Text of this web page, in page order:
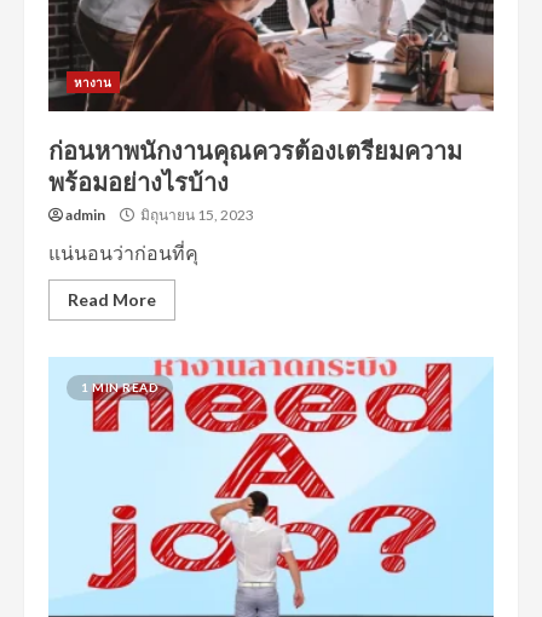
หางาน
ก่อนหาพนักงานคุณควรต้องเตรียมความ
พร้อมอย่างไรบ้าง
admin มิถุนายน 15, 2023
แน่นอนว่าก่อนที่คุ
Read More
1 MIN READ